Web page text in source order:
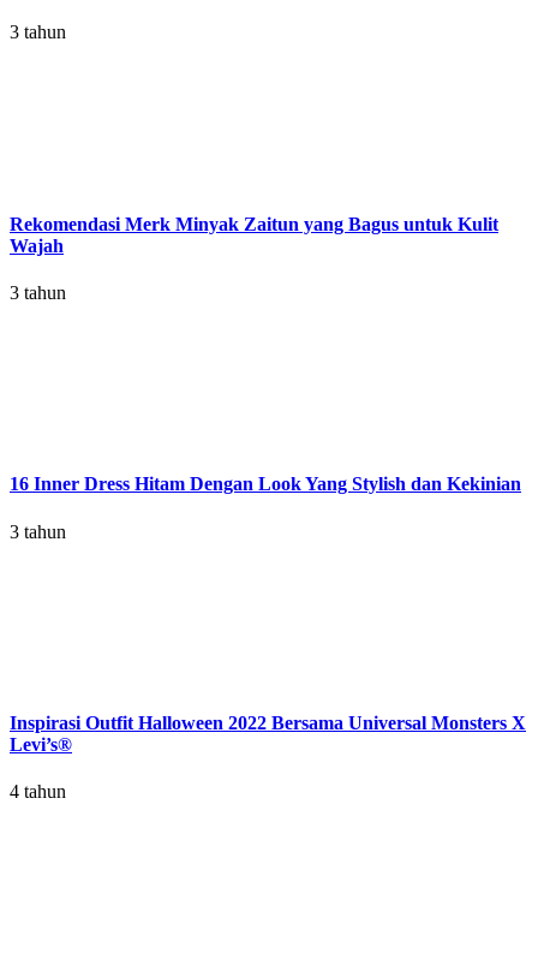
3 tahun
Rekomendasi Merk Minyak Zaitun yang Bagus untuk Kulit
Wajah
3 tahun
16 Inner Dress Hitam Dengan Look Yang Stylish dan Kekinian
3 tahun
Inspirasi Outfit Halloween 2022 Bersama Universal Monsters X
Levi’s®
4 tahun